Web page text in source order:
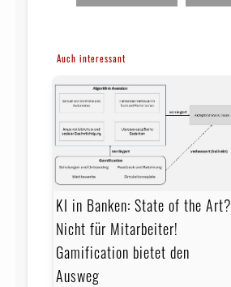
Auch interessant
KI in Banken: State of the Art?
Nicht für Mitarbeiter!
Gamification bietet den
Ausweg